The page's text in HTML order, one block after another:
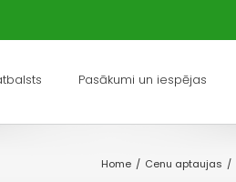
Pasākumi un iespējas
Home / Cenu aptaujas /